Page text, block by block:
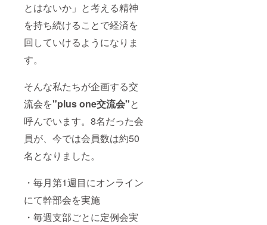
とはないか」と考える精神
を持ち続けることで経済を
回していけるようになりま
す。
そんな私たちが企画する交
流会を"plus one交流会"と
呼んでいます。8名だった会
員が、今では会員数は約50
名となりました。
・毎月第1週目にオンライン
にて幹部会を実施
・毎週支部ごとに定例会実